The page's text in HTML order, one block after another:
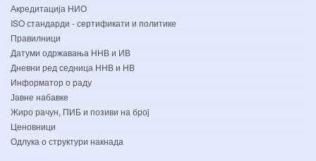
Акредитација НИО
ISO стандарди - сертификати и политике
Правилници
Датуми одржавања ННВ и ИВ
Дневни ред седница ННВ и НВ
Информатор о раду
Јавне набавке
Жиро рачун, ПИБ и позиви на број
Ценовници
Одлука о структури накнада